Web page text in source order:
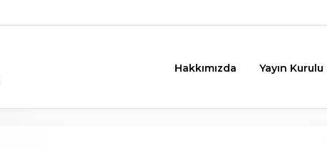
Hakkımızda Yayın Kurulu